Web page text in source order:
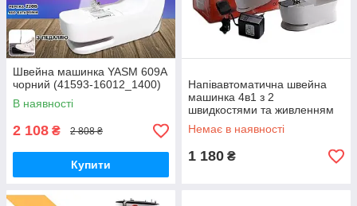
Швейна машинка YASM 609А
чорний (41593-16012_1400)
В наявності
2 108 ₴ 2 808 ₴
Купити
Напівавтоматична швейна
машинка 4в1 з 2
швидкостями та живленням
від батарейок або 220 В
XPRO ZINGER
Немає в наявності
1 180 ₴